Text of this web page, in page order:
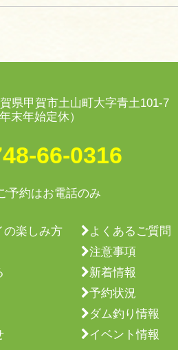
県甲賀市土山町大字青土101-7
末年始定休）
66-0316
予約はお電話のみ
の楽しみ方
よくあるご質問
注意事項
新着情報
予約状況
ダム釣り情報
イベント情報